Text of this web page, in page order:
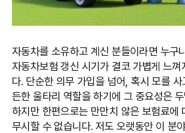
자동차를 소유하고 계신 분들이라면 누구
자동차보험 갱신 시기가 결코 가볍게 느껴
다. 단순한 의무 가입을 넘어, 혹시 모를
든한 울타리 역할을 하기에 그 중요성은
하지만 한편으로는 만만치 않은 보험료에
무시할 수 없습니다. 저도 오랫동안 이 분